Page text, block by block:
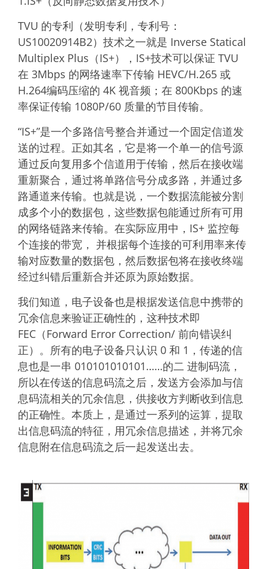
TVU 的专利（发明专利，专利号：
US10020914B2）技术之一就是 Inverse Statical
Multiplex Plus（IS+），IS+技术可以保证 TVU
在 3Mbps 的网络速率下传输 HEVC/H.265 或
H.264编码压缩的 4K 视音频；在 800Kbps 的速
率保证传输 1080P/60 质量的节目传输。
“IS+”是一个多路信号整合并通过一个固定信道发
送的过程。正如其名，它是将一个单一的信号源
通过反向复用多个信道用于传输，然后在接收端
重新聚合，通过将单路信号分成多路，并通过多
路通道来传输。也就是说，一个数据流能被分割
成多个小的数据包，这些数据包能通过所有可用
的网络链路来传输。在实际应用中，IS+ 监控每
个连接的带宽， 并根据每个连接的可利用率来传
输对应数量的数据包，然后数据包将在接收终端
经过纠错后重新合并还原为原始数据。
我们知道，电子设备也是根据发送信息中携带的
冗余信息来验证正确性的，这种技术即
FEC（Forward Error Correction/ 前向错误纠
正）。所有的电子设备只认识 0 和 1，传递的信
息也是一串 010101010101……的二 进制码流，
所以在传送的信息码流之后，发送方会添加与信
息码流相关的冗余信息，供接收方判断收到信息
的正确性。本质上，是通过一系列的运算，提取
出信息码流的特征，用冗余信息描述，并将冗余
信息附在信息码流之后一起发送出去。